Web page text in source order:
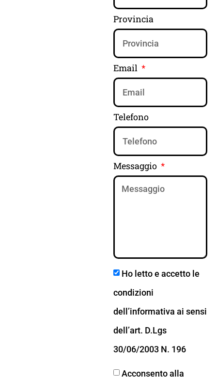
Provincia
Email
Telefono
Messaggio
Ho letto e accetto le
condizioni
dell’informativa ai sensi
dell’art. D.Lgs
30/06/2003 N. 196
Acconsento alla